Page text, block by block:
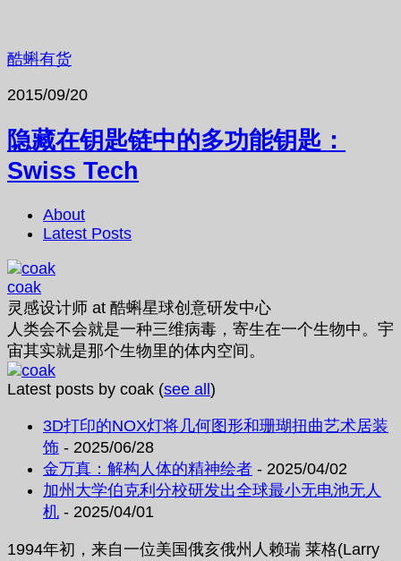
酷蝌有货
2015/09/20
隐藏在钥匙链中的多功能钥匙：
Swiss Tech
About
Latest Posts
coak
灵感设计师 at 酷蝌星球创意研发中心
人类会不会就是一种三维病毒，寄生在一个生物中。宇
宙其实就是那个生物里的体内空间。
Latest posts by coak (see all)
3D打印的NOX灯将几何图形和珊瑚扭曲艺术居装
饰 - 2025/06/28
金万真：解构人体的精神绘者 - 2025/04/02
加州大学伯克利分校研发出全球最小无电池无人
机 - 2025/04/01
1994年初，来自一位美国俄亥俄州人赖瑞 莱格(Larry